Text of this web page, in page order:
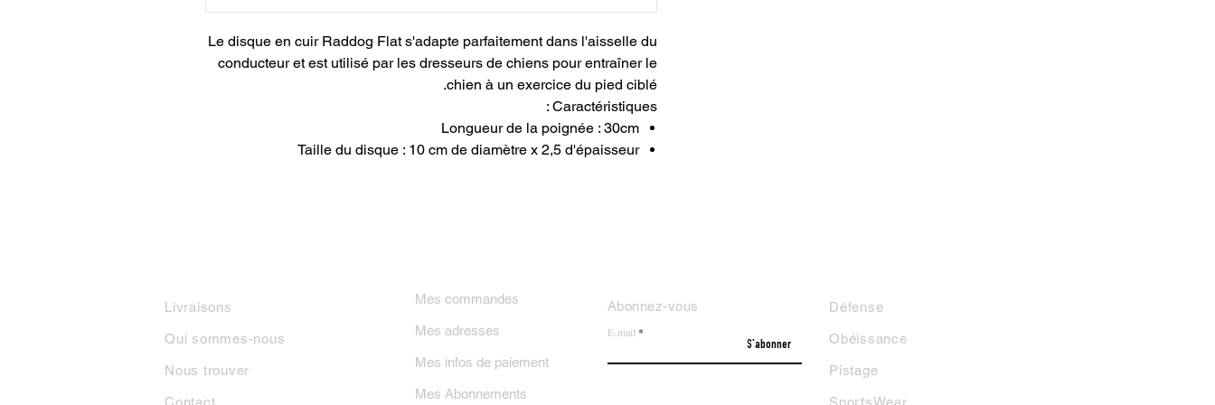
Le disque en cuir Raddog Flat s'adapte parfaitement dans l'aisselle du
conducteur et est utilisé par les dresseurs de chiens pour entraîner le
chien à un exercice du pied ciblé.
Caractéristiques :
Longueur de la poignée : 30cm
Taille du disque : 10 cm de diamètre x 2,5 d'épaisseur
Livraisons
Qui sommes-nous
Nous trouver
Abonnez-vous
E-mail
S'abonner
Défense
Obéissance
Pistage
Mes commandes
Mes adresses
Mes infos de paiement
Mes Abonnements